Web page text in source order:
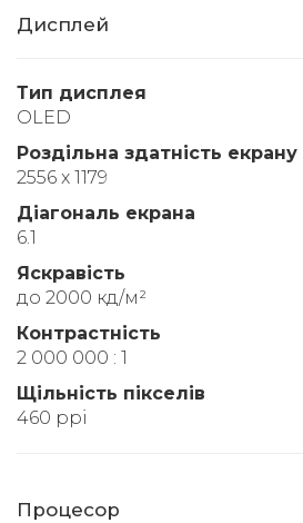
Дисплей
Тип дисплея
OLED
Роздільна здатність екрану
2556 x 1179
Діагональ екрана
6.1
Яскравість
до 2000 кд/м²
Контрастність
2 000 000 : 1
Щільність пікселів
460 ppi
Процесор